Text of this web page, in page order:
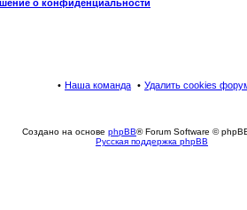
о конфиденциальности
Удалить cookies
Наша команда
Создано на основе phpBB® Forum Software ©
Русская поддержка phpBB